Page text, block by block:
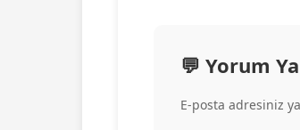
💬 Yorum
E-posta adresiniz